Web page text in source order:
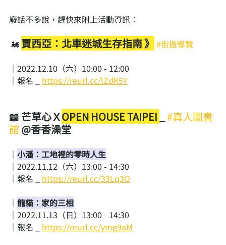
廢話不多說，趕快來附上活動資訊：
🚂 賈西亞：北車迷城生存指南 》 #街遊導覽
｜2022.12.10（六）10:00 - 12:00
｜報名 _ https://reurl.cc/lZdK5Y
📖 芒草心ＸOPEN HOUSE TAIPEI
#真人圖書
館 @香香澡堂
｜ 小潘：工地裡的零時人生
｜2022.11.12（六）13:00 - 14:30
｜報名 _ https://reurl.cc/33Lq3O
｜ 龍貓：家的三相
｜2022.11.13（日）13:00 - 14:30
｜報名 _ https://reurl.cc/ymg9aM